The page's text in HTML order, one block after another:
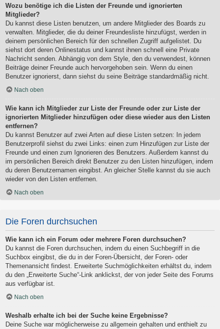
Wozu benötige ich die Listen der Freunde und ignorierten
Mitglieder?
Du kannst diese Listen benutzen, um andere Mitglieder des Boards zu
verwalten. Mitglieder, die du deiner Freundesliste hinzufügst, werden in
deinem persönlichen Bereich für den schnellen Zugriff aufgelistet. Du
siehst dort deren Onlinestatus und kannst ihnen schnell eine Private
Nachricht senden. Abhängig von dem Style, den du verwendest, können
Beiträge deiner Freunde auch hervorgehoben sein. Wenn du einen
Benutzer ignorierst, dann siehst du seine Beiträge standardmäßig nicht.
Nach oben
Wie kann ich Mitglieder zur Liste der Freunde oder zur Liste der
ignorierten Mitglieder hinzufügen oder diese wieder aus den Listen
entfernen?
Du kannst Benutzer auf zwei Arten auf diese Listen setzen: In jedem
Benutzerprofil siehst du zwei Links: einen zum Hinzufügen zur Liste der
Freunde und einen zum Ignorieren des Benutzers. Außerdem kannst du
im persönlichen Bereich direkt Benutzer zu den Listen hinzufügen, indem
du deren Benutzernamen eingibst. An gleicher Stelle kannst du sie auch
wieder von den Listen entfernen.
Nach oben
Die Foren durchsuchen
Wie kann ich ein Forum oder mehrere Foren durchsuchen?
Du kannst die Foren durchsuchen, indem du einen Suchbegriff in die
Suchbox eingibst, die du in der Foren-Übersicht, der Foren- oder
Themenansicht findest. Erweiterte Suchmöglichkeiten erhältst du, indem
du den „Erweiterte Suche“-Link anklickst, der von jeder Seite des Forums
aus verfügbar ist.
Nach oben
Weshalb erhalte ich bei der Suche keine Ergebnisse?
Deine Suche war möglicherweise zu allgemein gehalten und enthielt zu